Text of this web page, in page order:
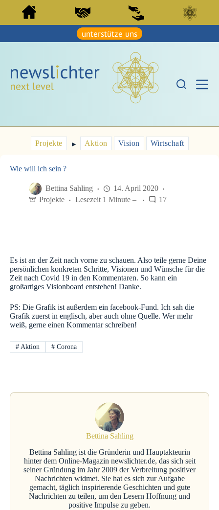
m
n
l
t
s
g
unterstütze uns
Projekte ▶︎ Aktion Vision Wirtschaft
Wie will ich sein ?
Bettina Sahling
14. April 2020
Projekte
Lesezeit 1 Minute – 17
Es ist an der Zeit nach vorne zu schauen. Also teile gerne Deine
persönlichen konkreten Schritte, Visionen und Wünsche für die
Zeit nach Covid 19 in den Kommentaren. So kann ein
großartiges Visionboard entstehen! Danke.
PS: Die Grafik ist außerdem ein facebook-Fund. Ich sah die
Grafik zuerst in englisch, aber auch ohne Quelle. Wer mehr
weiß, gerne einen Kommentar schreiben!
#Aktion #Corona
Bettina Sahling
Bettina Sahling ist die Gründerin und Hauptakteurin
hinter dem Online-Magazin newslichter.de, das sich seit
seiner Gründung im Jahr 2009 der Verbreitung positiver
Nachrichten widmet. Sie hat es sich zur Aufgabe
gemacht, täglich inspirierende Geschichten und gute
Nachrichten zu teilen, um den Lesern Hoffnung und
positive Impulse zu geben.